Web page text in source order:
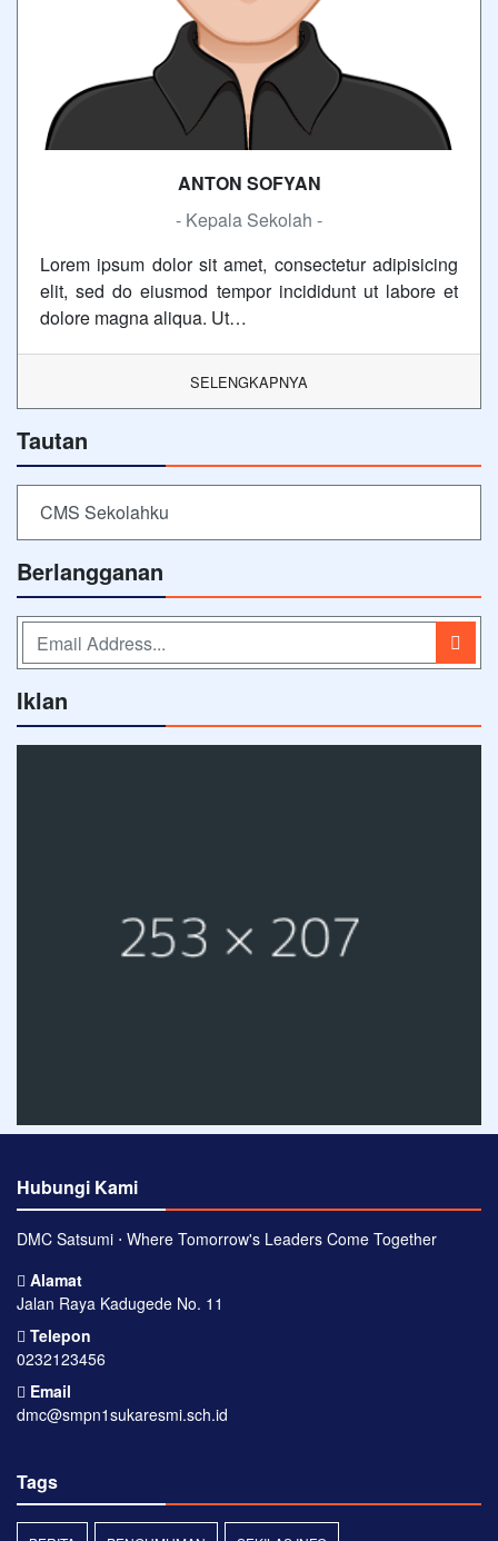
ANTON SOFYAN
- Kepala Sekolah -
Lorem ipsum dolor sit amet, consectetur adipisicing
elit, sed do eiusmod tempor incididunt ut labore et
dolore magna aliqua. Ut…
SELENGKAPNYA
Tautan
CMS Sekolahku
Berlangganan
Iklan
Hubungi Kami
DMC Satsumi ⋅ Where Tomorrow's Leaders Come Together
Alamat
Jalan Raya Kadugede No. 11
Telepon
0232123456
Email
dmc@smpn1sukaresmi.sch.id
Tags